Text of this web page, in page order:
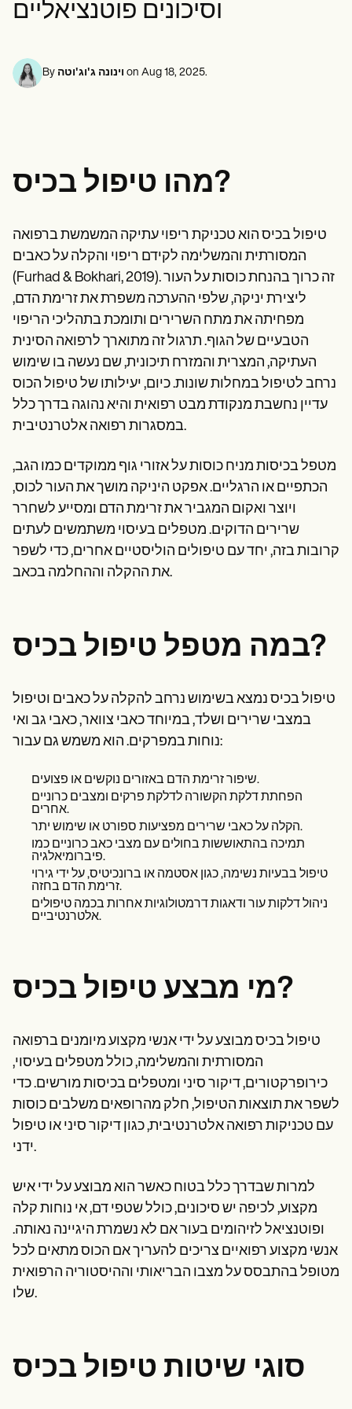
אנשי מקצוע בתחום בריאות הנפש
עובדים סוציאליים
פסיכולוגים
אחיות
השוואה
מדריכי אפליקציות
Procedure Codes
Superbill Template
תבנית הערות SOAP
Informed Consent Form
Social Work Treatment Plans
DAR Note Template
Help Center
Demos
Training Hub
Switch to Carepatron
Pricing
Why Carepatron?
Login
Get started
Insurance claims
Speech therapists
Life coaches
וסיכונים פוטנציאליים
By וינונה ג'וג'וטה on Aug 18, 2025.
מהו טיפול בכיס?
טיפול בכיס הוא טכניקת ריפוי עתיקה המשמשת ברפואה
המסורתית והמשלימה לקידם ריפוי והקלה על כאבים
(Furhad & Bokhari, 2019). זה כרוך בהנחת כוסות על העור
ליצירת יניקה, שלפי ההערכה משפרת את זרימת הדם,
מפחיתה את מתח השרירים ותומכת בתהליכי הריפוי
הטבעיים של הגוף. תרגול זה מתוארך לרפואה הסינית
העתיקה, המצרית והמזרח תיכונית, שם נעשה בו שימוש
נרחב לטיפול במחלות שונות. כיום, יעילותו של טיפול הכוס
עדיין נחשבת מנקודת מבט רפואית והיא נהוגה בדרך כלל
במסגרות רפואה אלטרנטיבית.
מטפל בכיסות מניח כוסות על אזורי גוף ממוקדים כמו הגב,
הכתפיים או הרגליים. אפקט היניקה מושך את העור לכוס,
ויוצר ואקום המגביר את זרימת הדם ומסייע לשחרר
שרירים הדוקים. מטפלים בעיסוי משתמשים לעתים
קרובות בזה, יחד עם טיפולים הוליסטיים אחרים, כדי לשפר
את ההקלה וההחלמה בכאב.
במה מטפל טיפול בכיס?
טיפול בכיס נמצא בשימוש נרחב להקלה על כאבים וטיפול
במצבי שרירים ושלד, במיוחד כאבי צוואר, כאבי גב ואי
נוחות במפרקים. הוא משמש גם עבור:
שיפור זרימת הדם באזורים נוקשים או פצועים.
הפחתת דלקת הקשורה לדלקת פרקים ומצבים כרוניים
אחרים.
הקלה על כאבי שרירים מפציעות ספורט או שימוש יתר.
תמיכה בהתאוששות בחולים עם מצבי כאב כרוניים כמו
פיברומיאלגיה.
טיפול בבעיות נשימה, כגון אסטמה או ברונכיטיס, על ידי גירוי
זרימת הדם בחזה.
ניהול דלקות עור ודאגות דרמטולוגיות אחרות בכמה טיפולים
אלטרנטיביים.
מי מבצע טיפול בכיס?
טיפול בכיס מבוצע על ידי אנשי מקצוע מיומנים ברפואה
המסורתית והמשלימה, כולל מטפלים בעיסוי,
כירופרקטורים, דיקור סיני ומטפלים בכיסות מורשים. כדי
לשפר את תוצאות הטיפול, חלק מהרופאים משלבים כוסות
עם טכניקות רפואה אלטרנטיבית, כגון דיקור סיני או טיפול
ידני.
למרות שבדרך כלל בטוח כאשר הוא מבוצע על ידי איש
מקצוע, לכיפה יש סיכונים, כולל שטפי דם, אי נוחות קלה
ופוטנציאל לזיהומים בעור אם לא נשמרת היגיינה נאותה.
אנשי מקצוע רפואיים צריכים להעריך אם הכוס מתאים לכל
מטופל בהתבסס על מצבו הבריאותי וההיסטוריה הרפואית
שלו.
סוגי שיטות טיפול בכיס